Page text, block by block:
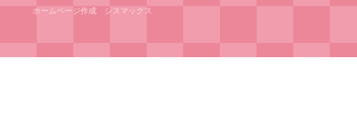
ホームページ作成 シスマックス